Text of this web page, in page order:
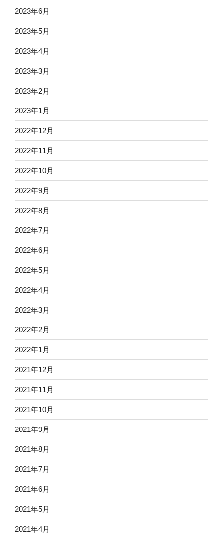
2023年6月
2023年5月
2023年4月
2023年3月
2023年2月
2023年1月
2022年12月
2022年11月
2022年10月
2022年9月
2022年8月
2022年7月
2022年6月
2022年5月
2022年4月
2022年3月
2022年2月
2022年1月
2021年12月
2021年11月
2021年10月
2021年9月
2021年8月
2021年7月
2021年6月
2021年5月
2021年4月